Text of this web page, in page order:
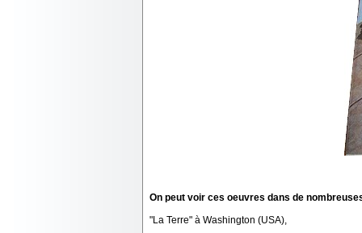
On peut voir ces oeuvres dans de
"La Terre" à Washington (USA),